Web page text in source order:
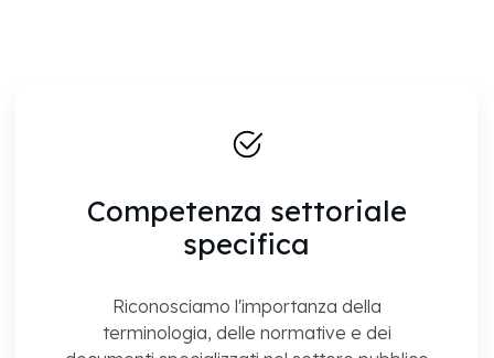
Competenza settoriale
specifica
Riconosciamo l'importanza della
terminologia, delle normative e dei